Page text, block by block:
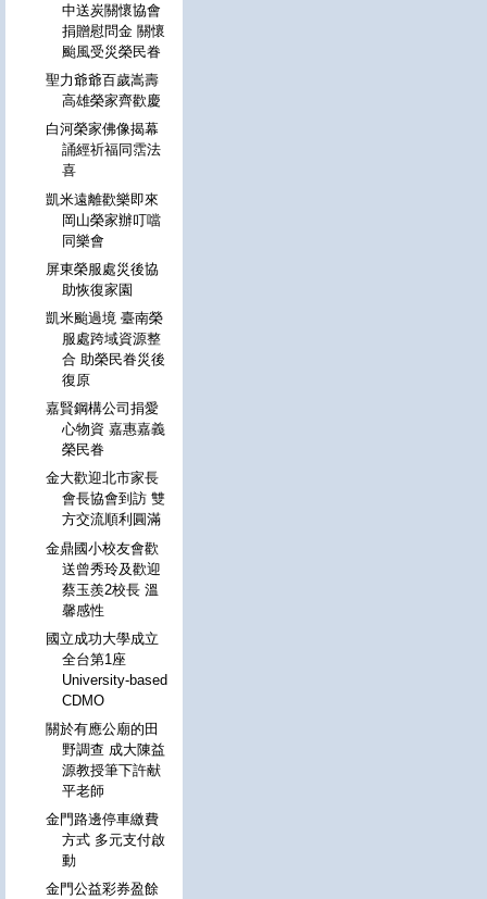
中送炭關懷協會
捐贈慰問金 關懷
颱風受災榮民眷
聖力爺爺百歲嵩壽
高雄榮家齊歡慶
白河榮家佛像揭幕
誦經祈福同霑法
喜
凱米遠離歡樂即來
岡山榮家辦叮噹
同樂會
屏東榮服處災後協
助恢復家園
凱米颱過境 臺南榮
服處跨域資源整
合 助榮民眷災後
復原
嘉賢鋼構公司捐愛
心物資 嘉惠嘉義
榮民眷
金大歡迎北市家長
會長協會到訪 雙
方交流順利圓滿
金鼎國小校友會歡
送曾秀玲及歡迎
蔡玉羨2校長 溫
馨感性
國立成功大學成立
全台第1座
University-based
CDMO
關於有應公廟的田
野調查 成大陳益
源教授筆下許献
平老師
金門路邊停車繳費
方式 多元支付啟
動
金門公益彩券盈餘